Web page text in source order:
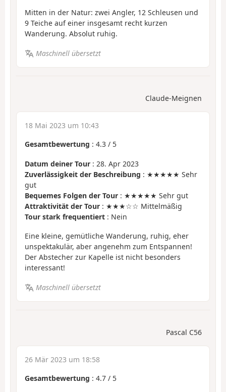
Mitten in der Natur: zwei Angler, 12 Schleusen und
9 Teiche auf einer insgesamt recht kurzen
Wanderung. Absolut ruhig.
Maschinell übersetzt
Claude-Meignen
18 Mai 2023 um 10:43
Gesamtbewertung : 4.3 / 5
Datum deiner Tour : 28. Apr 2023
Zuverlässigkeit der Beschreibung : ★★★★★ Sehr
gut
Bequemes Folgen der Tour : ★★★★★ Sehr gut
Attraktivität der Tour : ★★★☆☆ Mittelmäßig
Tour stark frequentiert : Nein
Eine kleine, gemütliche Wanderung, ruhig, eher
unspektakulär, aber angenehm zum Entspannen!
Der Abstecher zur Kapelle ist nicht besonders
interessant!
Maschinell übersetzt
Pascal C56
26 Mär 2023 um 18:58
Gesamtbewertung : 4.7 / 5